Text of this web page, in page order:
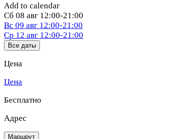
Add to calendar
Сб 08 авг 12:00-21:00
Вс 09 авг 12:00-21:00
Ср 12 авг 12:00-21:00
Все даты
Цена
Цена
Бесплатно
Адрес
Маршрут